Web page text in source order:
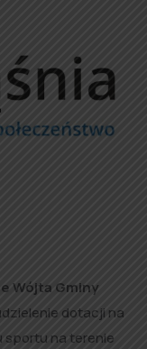
Wójta Gminy
dotacji na
na terenie